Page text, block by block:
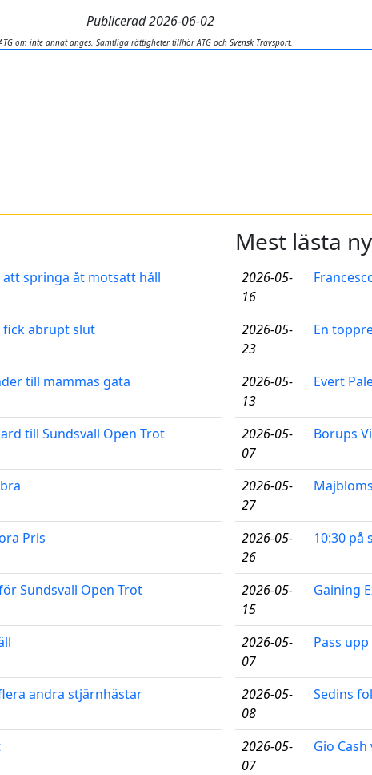
Publicerad 2026-06-02
om inte annat anges. Samtliga rättigheter tillhör ATG och Svensk Travsport.
springa åt motsatt håll
abrupt slut
till mammas gata
till Sundsvall Open Trot
Pris
Sundsvall Open Trot
andra stjärnhästar
Mest lästa
2026-05-
16
2026-05-
23
En
2026-05-
13
Evert
2026-05-
07
Borups
2026-05-
27
2026-05-
26
10:30 på
2026-05-
15
Gaining
2026-05-
07
Pass
2026-05-
08
Sedins
2026-05-
07
Gio